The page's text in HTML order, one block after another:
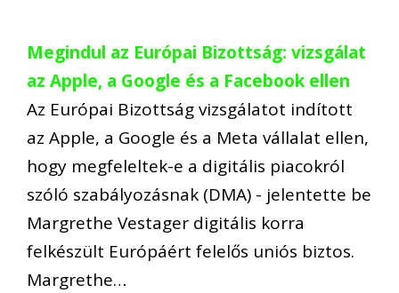
Megindul az Európai Bizottság: vizsgálat
az Apple, a Google és a Facebook ellen
Az Európai Bizottság vizsgálatot indított
az Apple, a Google és a Meta vállalat ellen,
hogy megfeleltek-e a digitális piacokról
szóló szabályozásnak (DMA) - jelentette be
Margrethe Vestager digitális korra
felkészült Európáért felelős uniós biztos.
Margrethe…